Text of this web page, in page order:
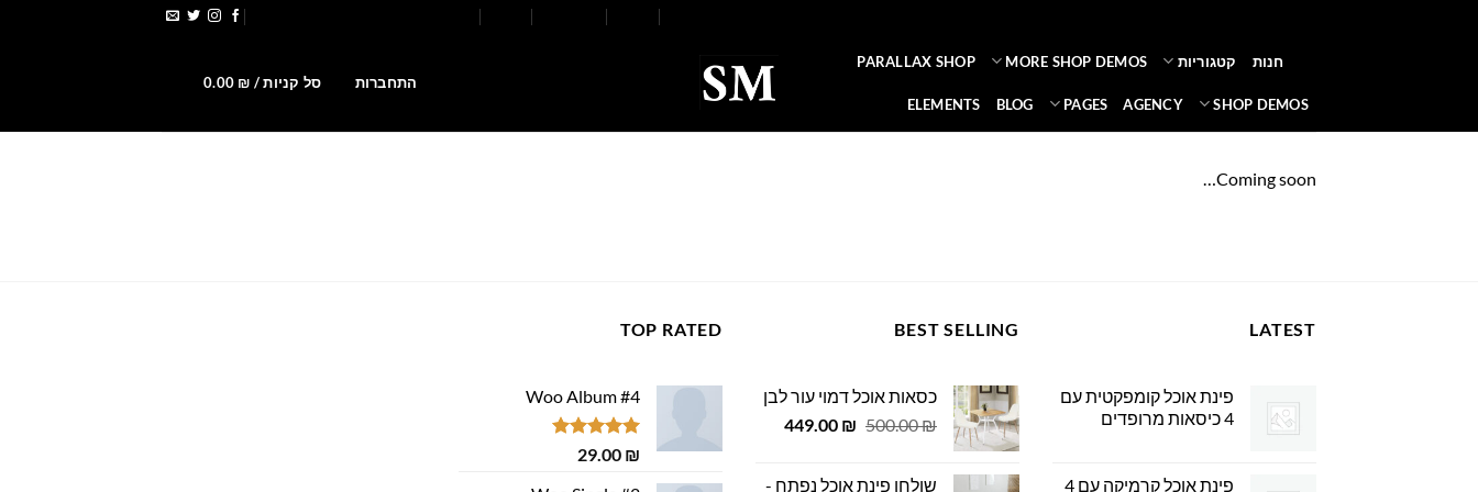
חנות קטגוריות MORE SHOP DEMOS
PARALLAX SHOP
SHOP DEMOS
AGENCY
PAGES
BLOG
ELEMENTS
התחברות סל קניות / 0.00 ₪
Coming soon…
LATEST
פינת אוכל קומפקטית עם
4 כיסאות מרופדים
פינת אוכל קרמיקה עם 4
BEST SELLING
כסאות אוכל דמוי עור לבן
500.00₪
המחיר
449.00 ₪
המחיר
שולחן פינת אוכל נפתח -
TOP RATED
Woo Album #4
דורג5.00
29.00 ₪